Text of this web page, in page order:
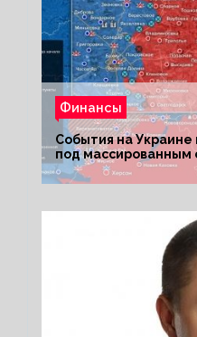
Финансы
События на Украине
под массированным
Киеву ультиматум